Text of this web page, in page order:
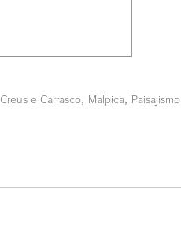
Creus e Carrasco, Malpica, Paisajismo